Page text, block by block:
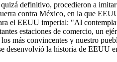
definitivo, procedieron a
contra México, en la que
el EEUU imperial: "Al
estaciones de comercio, un
más convincentes y nuestro
desenvolvió la historia de EEUU